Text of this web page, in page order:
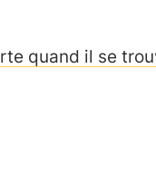
quand il se